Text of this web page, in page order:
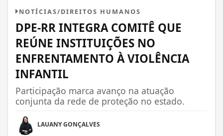
NOTÍCIAS/DIREITOS HUMANOS
DPE-RR INTEGRA COMITÊ QUE
REÚNE INSTITUIÇÕES NO
ENFRENTAMENTO À VIOLÊNCIA
INFANTIL
Participação marca avanço na atuação
conjunta da rede de proteção no estado.
LAUANY GONÇALVES